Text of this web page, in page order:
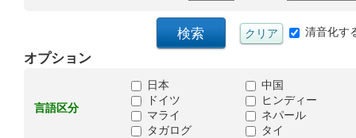
清音化す
オプション
言語区分
日本
中国
ドイツ
ヒンディー
マライ
ネパール
タガログ
タイ